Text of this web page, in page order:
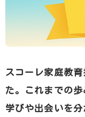
スコーレ家庭教
た。 これまでの
学びや出会いを